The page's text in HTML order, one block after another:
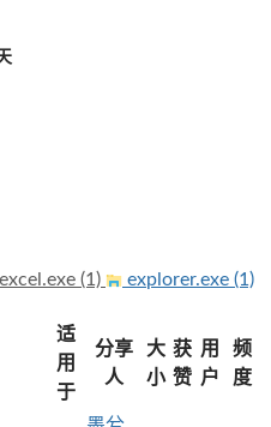
excel.exe (1)
explorer.exe (1)
适
用
于
分享
人
大
小
获
赞
用
户
频
度